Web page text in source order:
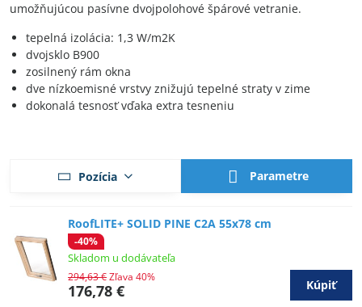
umožňujúcou pasívne dvojpolohové špárové vetranie.
tepelná izolácia: 1,3 W/m2K
dvojsklo B900
zosilnený rám okna
dve nízkoemisné vrstvy znižujú tepelné straty v zime
dokonalá tesnosť vďaka extra tesneniu
Pozícia Parametre
RoofLITE+ SOLID PINE C2A 55x78 cm
-40%
Skladom u dodávateľa
176,78 €
294,63 €Zľava 40%
Kúpiť